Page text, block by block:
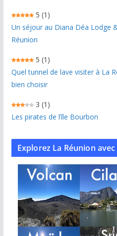
5 (1)
Un séjour au Diana Déa Lodge
Réunion
5 (1)
Quel tunnel de lave visiter à La
bien choisir
3 (1)
Les pirates de l’île Bourbon
Explorez La Réunion